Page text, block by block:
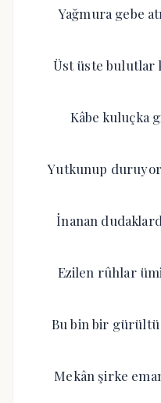
Yağmura gebe
Üst üste bulutlar
Kâbe kuluçka
Yutkunup
İnanan
Ezilen rûhlar
Bu bin bir
Mekân şirke